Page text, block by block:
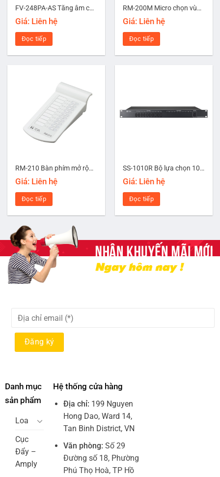
FV-248PA-AS Tăng âm công suất 480W
Giá: Liên hệ
Đọc tiếp
RM-200M Micro chọn vùng từ xa
Giá: Liên hệ
Đọc tiếp
RM-210 Bàn phím mở rộng 10 vùng
Giá: Liên hệ
Đọc tiếp
SS-1010R Bộ lựa chọn 10 vùng loa
Giá: Liên hệ
Đọc tiếp
Danh mục
sản phẩm
Loa
Cục
Đẩy –
Amply
Hệ thống cửa hàng
Địa chỉ: 199 Nguyen
Hong Dao, Ward 14,
Tan Binh District, VN
Văn phòng: Số 29
Đường số 18, Phường
Phú Thọ Hoà, TP Hồ